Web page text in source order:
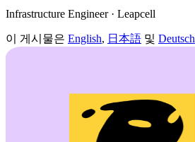
Infrastructure Engineer · Leapcell
이 게시물은 English, 日本語 및 Deutsch